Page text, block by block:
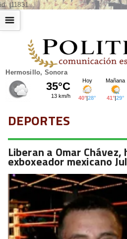
id: |11831
Hermosillo, Sonora
☰
DEPORTES
Liberan a Omar Chávez,
exboxeador mexicano